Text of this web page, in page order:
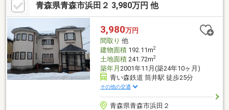
青森県青森市浜田２ 3,980万円 他
3,980万円
間取り 他
建物面積192.11m2
土地面積241.72m2
築年月 2001年11月(築24年10ヶ月)
青い森鉄道 筒井駅 徒歩25分
その他の交通
青森県青森市浜田２